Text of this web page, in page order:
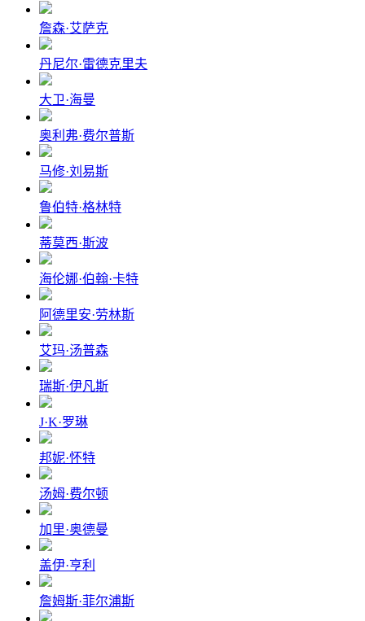
詹森·艾萨克
丹尼尔·雷德克里夫
大卫·海曼
奥利弗·费尔普斯
马修·刘易斯
鲁伯特·格林特
蒂莫西·斯波
海伦娜·伯翰·卡特
阿德里安·劳林斯
艾玛·汤普森
瑞斯·伊凡斯
J·K·罗琳
邦妮·怀特
汤姆·费尔顿
加里·奥德曼
盖伊·亨利
詹姆斯·菲尔浦斯